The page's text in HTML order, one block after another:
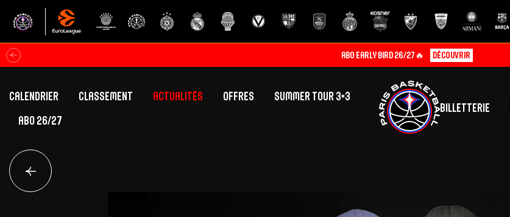
ABO EARLY BIRD 26/27🔥 Découvrir
Calendrier
Classement
Classement Betclic Elite
Actualités
Offres
SUMMER TOUR 3×3
ABO 26/27
Billetterie
Équipe Première